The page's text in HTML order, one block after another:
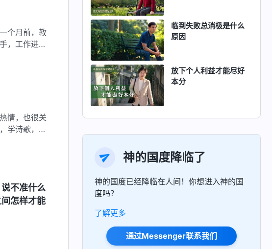
个月前，教
，工作进度
情，也很关
学诗歌，相
不准什么
怎样才能
临到失败总消极是什么
原因
放下个人利益才能尽好
本分
神的国度降临了
神的国度已经降临在人间！你想进入神的国
度吗？
了解更多
通过Messenger联系我们